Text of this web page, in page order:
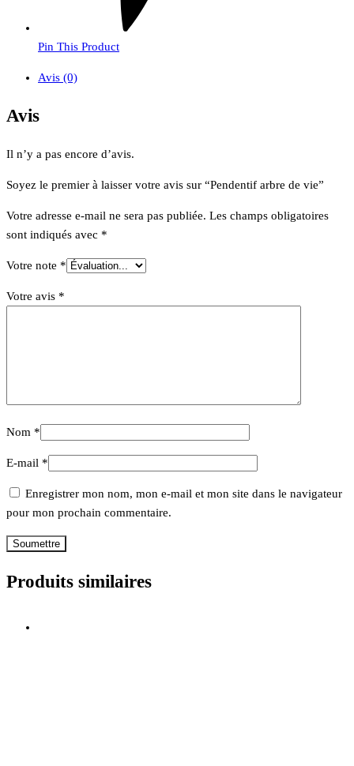
Pin This Product
Avis (0)
Avis
Il n’y a pas encore d’avis.
Soyez le premier à laisser votre avis sur “Pendentif arbre de vie”
Votre adresse e-mail ne sera pas publiée. Les champs obligatoires
sont indiqués avec *
Votre note *
Votre avis *
Nom *
E-mail *
Enregistrer mon nom, mon e-mail et mon site dans le navigateur
pour mon prochain commentaire.
Produits similaires